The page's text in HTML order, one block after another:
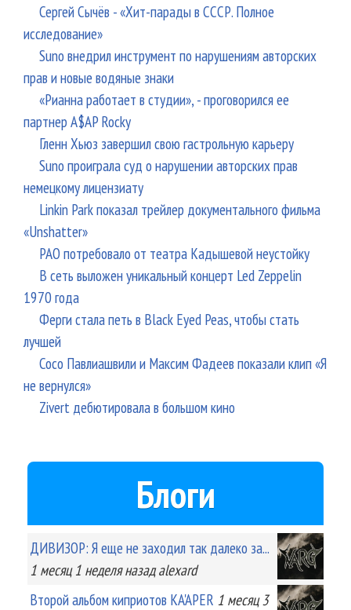
Сергей Сычёв - «Хит-парады в СССР. Полное
исследование»
Suno внедрил инструмент по нарушениям авторских
прав и новые водяные знаки
«Рианна работает в студии», - проговорился ее
партнер A$AP Rocky
Гленн Хьюз завершил свою гастрольную карьеру
Suno проиграла суд о нарушении авторских прав
немецкому лицензиату
Linkin Park показал трейлер документального фильма
«Unshatter»
РАО потребовало от театра Кадышевой неустойку
В сеть выложен уникальный концерт Led Zeppelin
1970 года
Ферги стала петь в Black Eyed Peas, чтобы стать
лучшей
Сосо Павлиашвили и Максим Фадеев показали клип «Я
не вернулся»
Zivert дебютировала в большом кино
Блоги
ДИВИЗОР: Я еще не заходил так далеко за...
1 месяц 1 неделяназад alexard
Второй альбом киприотов KA'APER 1 месяц 3